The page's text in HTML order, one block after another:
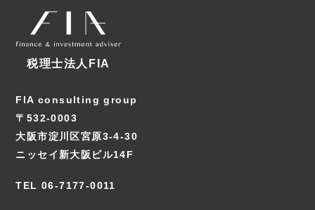
税理士法人FIA
FIA consulting group
〒532-0003
大阪市淀川区宮原3-4-30
ニッセイ新大阪ビル14F
TEL 06-7177-0011